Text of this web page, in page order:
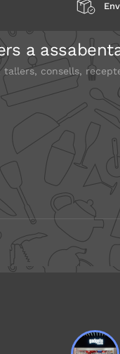
a
tallers, consells,